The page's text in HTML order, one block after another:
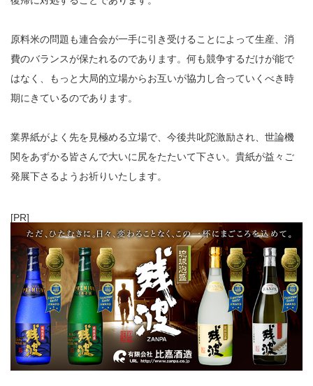
原料米の問題も連合会が一手に引き受けることによって生産、消
費のバランスが保たれるのであります。何も競争するだけが能で
はなく、もっと大局的立場からお互いが協力し合っていくべき時
期にきているのであります。
業界紙がよく先を見極める立場で、今後共叱陀激励され、世論機
関をあずかる皆さんで大いに尻をたたいて下さい。貴紙が益々ご
発展下さるようお祈りいたします。
[PR]